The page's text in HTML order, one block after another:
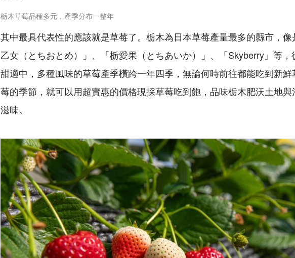
栃木草莓品種多元，產季分布一整年
其中最具代表性的應該就是草莓了。栃木為日本草莓產量最多的縣市，
乙女（とちおとめ）」、「栃愛果（とちあいか）」、「Skyberry」等
甜適中，多種風味的草莓產季橫跨一年四季，無論何時前往都能吃到新
莓的季節，就可以用超實惠的價格現採草莓吃到飽，品味栃木肥沃土地
滋味。